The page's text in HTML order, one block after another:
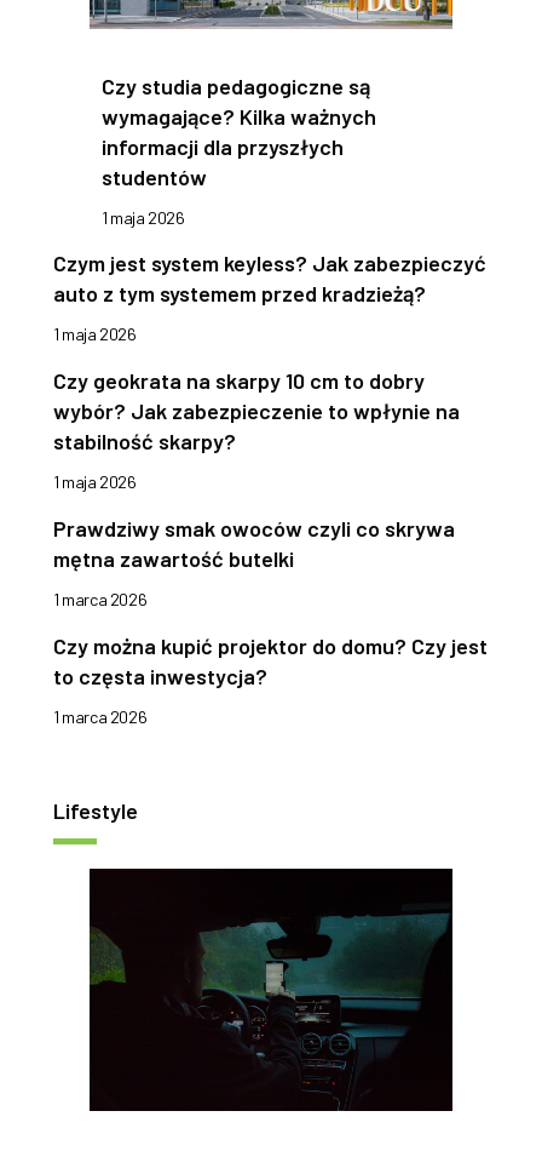
Czy studia pedagogiczne są
wymagające? Kilka ważnych
informacji dla przyszłych
studentów
1 maja 2026
Czym jest system keyless? Jak zabezpieczyć
auto z tym systemem przed kradzieżą?
1 maja 2026
Czy geokrata na skarpy 10 cm to dobry
wybór? Jak zabezpieczenie to wpłynie na
stabilność skarpy?
1 maja 2026
Prawdziwy smak owoców czyli co skrywa
mętna zawartość butelki
1 marca 2026
Czy można kupić projektor do domu? Czy jest
to częsta inwestycja?
1 marca 2026
Lifestyle